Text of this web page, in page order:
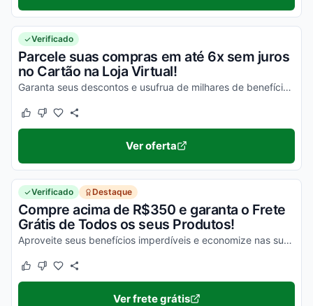
Verificado
Parcele suas compras em até 6x sem juros
no Cartão na Loja Virtual!
Garanta seus descontos e usufrua de milhares de benefícios agora mesmo com estas ofertas!
Este cupom funcionou
Este cupom não funcionou
Ver oferta
Verificado Destaque
Compre acima de R$350 e garanta o Frete
Grátis de Todos os seus Produtos!
Aproveite seus benefícios imperdíveis e economize nas suas compras online em todas as suas compras!
Este cupom funcionou
Este cupom não funcionou
Ver frete grátis